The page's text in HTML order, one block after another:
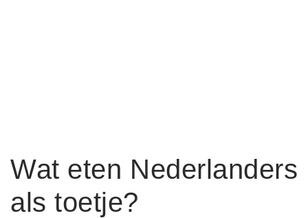
Wat eten Nederlanders
als toetje?